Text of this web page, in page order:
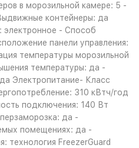
в морозильной камере: 5 -
контейнеры: да
электронное - Способ
панели управления:
температуры морозильной
температуры: да -
Электропитание- Класс
310 кВтч/год
подключения: 140 Вт
да -
помещениях: да -
технология FreezerGuard